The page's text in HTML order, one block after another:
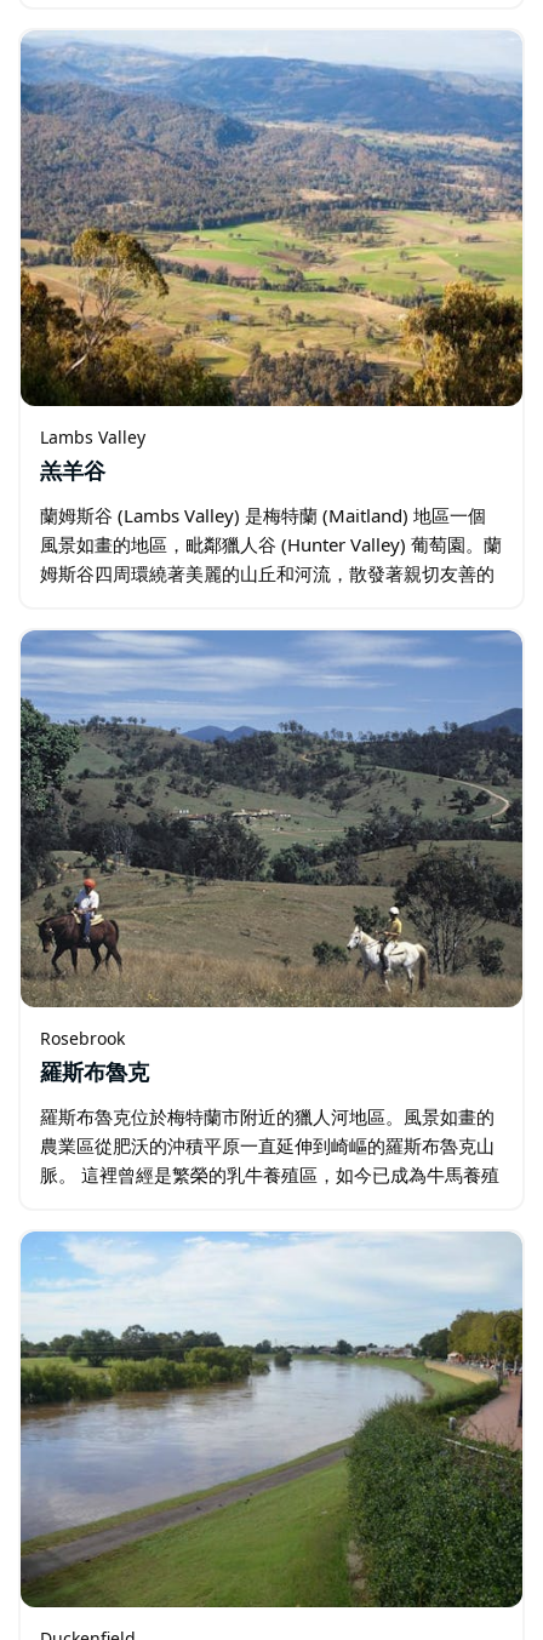
然環境中。
Lambs Valley
羔羊谷
蘭姆斯谷 (Lambs Valley) 是梅特蘭 (Maitland) 地區一個
風景如畫的地區，毗鄰獵人谷 (Hunter Valley) 葡萄園。蘭
姆斯谷四周環繞著美麗的山丘和河流，散發著親切友善的
Rosebrook
羅斯布魯克
羅斯布魯克位於梅特蘭市附近的獵人河地區。風景如畫的
農業區從肥沃的沖積平原一直延伸到崎嶇的羅斯布魯克山
脈。 這裡曾經是繁榮的乳牛養殖區，如今已成為牛馬養殖
樂趣。